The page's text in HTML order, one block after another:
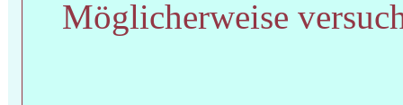
Möglicherweise